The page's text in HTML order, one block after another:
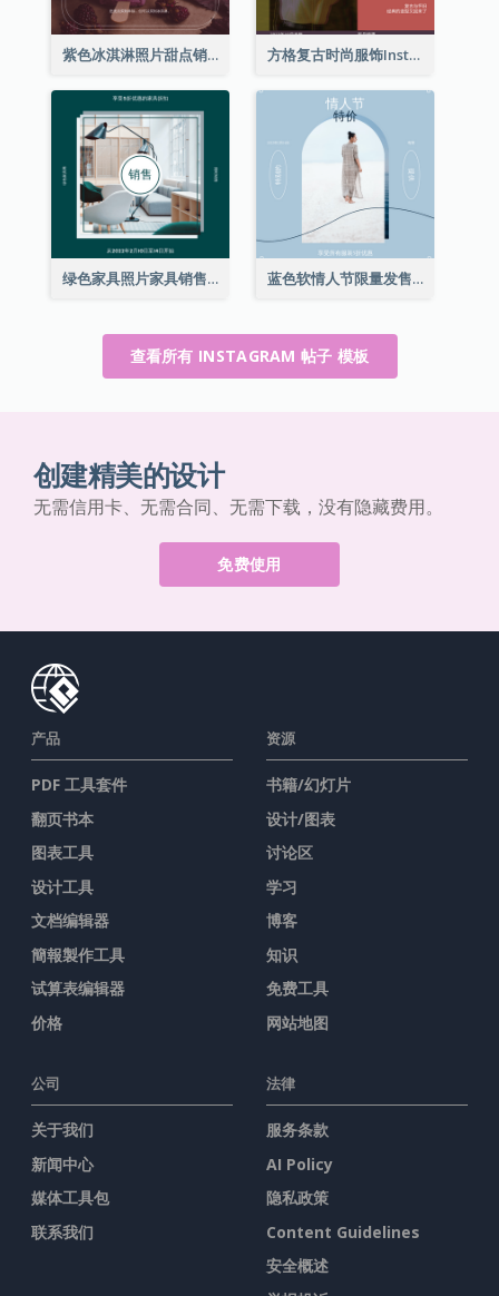
紫色冰淇淋照片甜点销售Instagram帖子 方格复古时尚服饰Instagram帖子
绿色家具照片家具销售Instagram帖子 蓝色软情人节限量发售Instagram帖子
查看所有 INSTAGRAM 帖子 模板
创建精美的设计
无需信用卡、无需合同、无需下载，没有隐藏费用。
免费使用
产品
PDF 工具套件
翻页书本
图表工具
设计工具
文档编辑器
簡報製作工具
试算表编辑器
价格
资源
书籍/幻灯片
设计/图表
讨论区
学习
博客
知识
免费工具
网站地图
公司
关于我们
新闻中心
媒体工具包
联系我们
法律
服务条款
AI Policy
隐私政策
Content Guidelines
安全概述